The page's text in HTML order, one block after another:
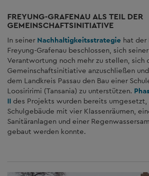
FREYUNG-GRAFENAU ALS TEIL DER
GEMEINSCHAFTSINITIATIVE
In seiner Nachhaltigkeitsstrategie hat der
Freyung-Grafenau beschlossen, sich
Verantwortung noch mehr zu stellen, sich
Gemeinschaftsinitiative anzuschließen
dem Landkreis Passau den Bau einer
Loosiririmi (Tansania) zu unterstützen.
II des Projekts wurden bereits umgesetzt,
Schulgebäude mit vier Klassenräumen,
Sanitäranlagen und einer
gebaut werden konnte.